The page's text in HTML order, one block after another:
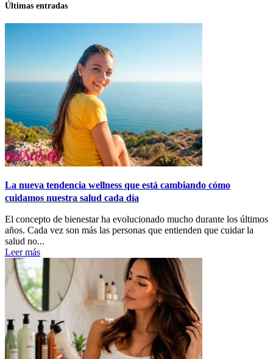
Últimas entradas
La nueva tendencia wellness que está cambiando cómo
cuidamos nuestra salud cada día
El concepto de bienestar ha evolucionado mucho durante los últimos
años. Cada vez son más las personas que entienden que cuidar la
salud no...
Leer más